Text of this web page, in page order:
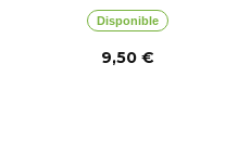
Disponible
9,50 €